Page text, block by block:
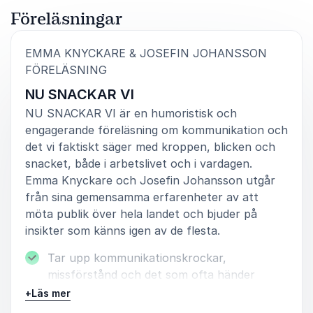
Föreläsningar
EMMA KNYCKARE & JOSEFIN JOHANSSON
FÖRELÄSNING
NU SNACKAR VI
NU SNACKAR VI är en humoristisk och
engagerande föreläsning om kommunikation och
det vi faktiskt säger med kroppen, blicken och
snacket, både i arbetslivet och i vardagen.
Emma Knyckare och Josefin Johansson utgår
från sina gemensamma erfarenheter av att
möta publik över hela landet och bjuder på
insikter som känns igen av de flesta.
Tar upp kommunikationskrockar,
missförstånd och det som ofta händer
mellan raderna
+Läs mer